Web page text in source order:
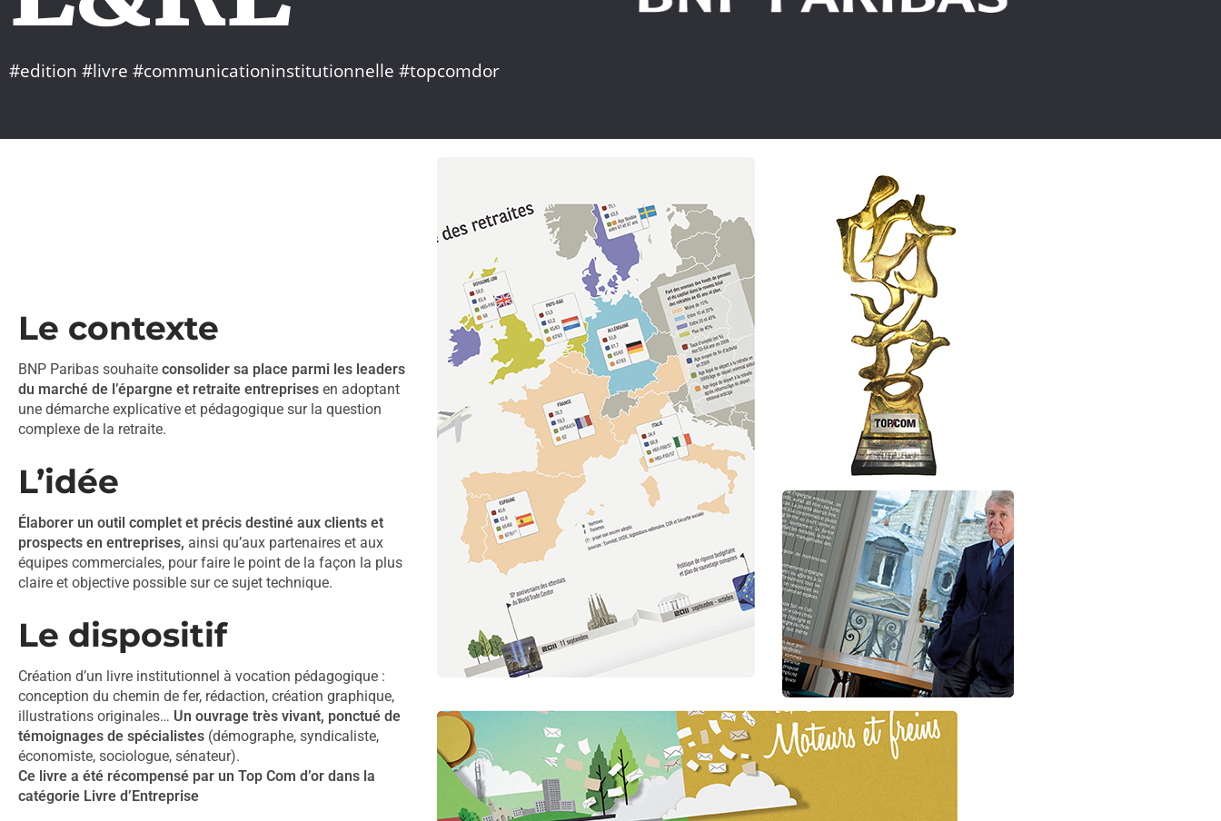
#edition #livre #communicationinstitutionnelle #topcomdor
Le contexte
BNP Paribas souhaite consolider sa place parmi les leaders
du marché de l’épargne et retraite entreprises en adoptant
une démarche explicative et pédagogique sur la question
complexe de la retraite.
L’idée
Élaborer un outil complet et précis destiné aux clients et
prospects en entreprises, ainsi qu’aux partenaires et aux
équipes commerciales, pour faire le point de la façon la plus
claire et objective possible sur ce sujet technique.
Le dispositif
Création d’un livre institutionnel à vocation pédagogique :
conception du chemin de fer, rédaction, création graphique,
illustrations originales… Un ouvrage très vivant, ponctué de
témoignages de spécialistes (démographe, syndicaliste,
économiste, sociologue, sénateur).
Ce livre a été récompensé par un Top Com d’or dans la
catégorie Livre d’Entreprise